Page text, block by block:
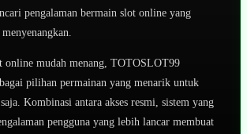
pengalaman bermain slot online yang
online mudah menang, TOTOSLOT99
pilihan permainan yang menarik untuk
Kombinasi antara akses resmi, sistem yang
pengguna yang lebih lancar membuat